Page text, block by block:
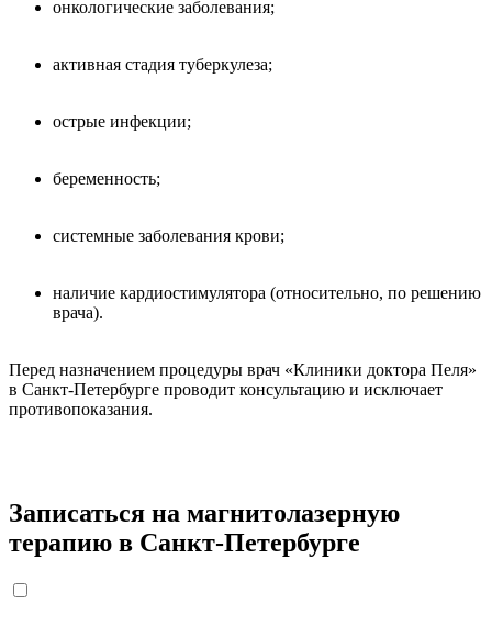
онкологические заболевания;
активная стадия туберкулеза;
острые инфекции;
беременность;
системные заболевания крови;
наличие кардиостимулятора (относительно, по решению
врача).
Перед назначением процедуры врач «Клиники доктора Пеля»
в Санкт-Петербурге проводит консультацию и исключает
противопоказания.
Записаться на магнитолазерную
терапию в Санкт-Петербурге